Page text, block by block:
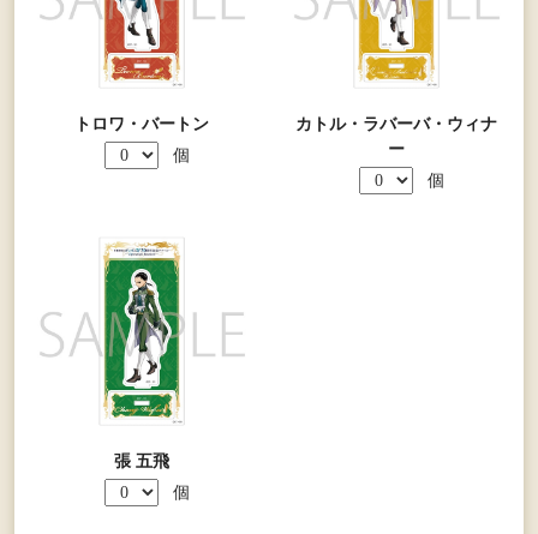
トロワ・バートン
個
カトル・ラバーバ・ウィナ
ー
個
張 五飛
個